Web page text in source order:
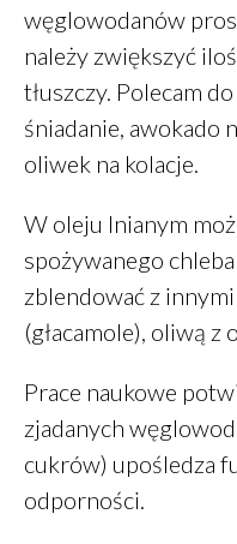
węglowodanów
należy zwiększyć
tłuszczy. Polecam
śniadanie, awokado
oliwek na kolacje.
W oleju lnianym
spożywanego
zblendować z
(głacamole), oliwą z
Prace naukowe
zjadanych
cukrów) upośledza
odporności.